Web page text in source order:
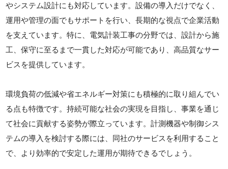
やシステム設計にも対応しています。設備の導入だけでなく、
運用や管理の面でもサポートを行い、長期的な視点で企業活動
を支えています。特に、電気計装工事の分野では、設計から施
工、保守に至るまで一貫した対応が可能であり、高品質なサー
ビスを提供しています。
環境負荷の低減や省エネルギー対策にも積極的に取り組んでい
る点も特徴です。持続可能な社会の実現を目指し、事業を通じ
て社会に貢献する姿勢が際立っています。計測機器や制御シス
テムの導入を検討する際には、同社のサービスを利用すること
で、より効率的で安定した運用が期待できるでしょう。